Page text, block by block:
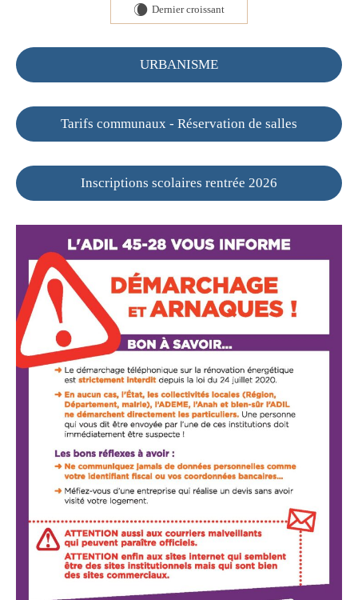
W Dernier croissant
URBANISME
Tarifs communaux - Réservation de salles
Inscriptions scolaires rentrée 2026